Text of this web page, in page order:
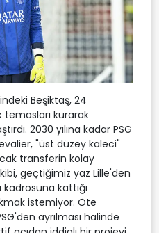
Beşiktaş, 24
temasları kurarak
2030 yılına kadar PSG
"üst düzey kaleci"
transferin kolay
geçtiğimiz yaz Lille'den
kadrosuna kattığı
istemiyor. Öte
ayrılması halinde